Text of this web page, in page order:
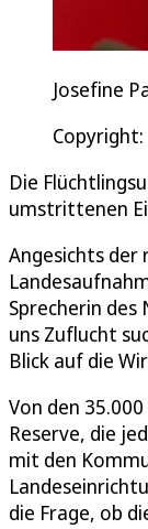
Josefine
Die
umstrittenen
Angesichts der
Sprecherin
uns Zuflucht
Blick auf die
Von den
Reserve, die
mit den
die Frage, ob